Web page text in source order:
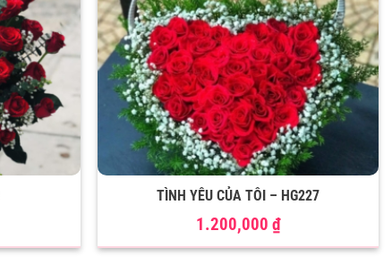
TÌNH YÊU CỦA TÔI – HG227
1.200,000 ₫